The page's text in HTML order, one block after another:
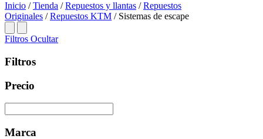
Inicio /Tienda /Repuestos y llantas /Repuestos
Originales /Repuestos KTM / Sistemas de escape
Filtros Ocultar
Filtros
Precio
Marca